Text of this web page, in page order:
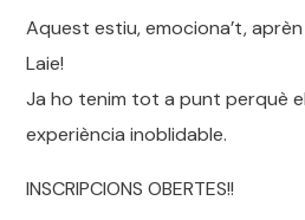
Aquest estiu, emociona’t,
Laie!
Ja ho tenim tot a punt perquè
experiència inoblidable.
INSCRIPCIONS OBERTES!!